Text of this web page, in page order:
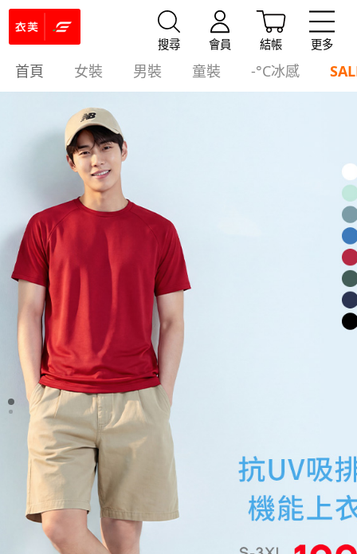
搜尋 會員 結帳 更多
首頁 女裝 男裝 童裝 -°C冰感